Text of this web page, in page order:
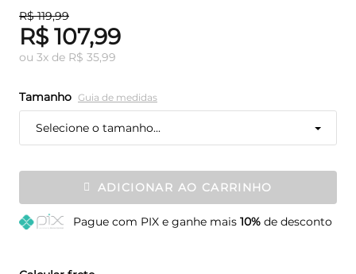
R$ 119,99
R$ 107,99
ou 3x de R$ 35,99
Tamanho Guia de medidas
Selecione o tamanho...
ADICIONAR AO CARRINHO
Pague com PIX e ganhe mais 10%de desconto